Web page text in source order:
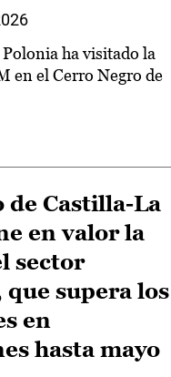
ha visitado la
en el Cerro Negro de
de Castilla-La
en valor la
sector
supera los
en
hasta mayo